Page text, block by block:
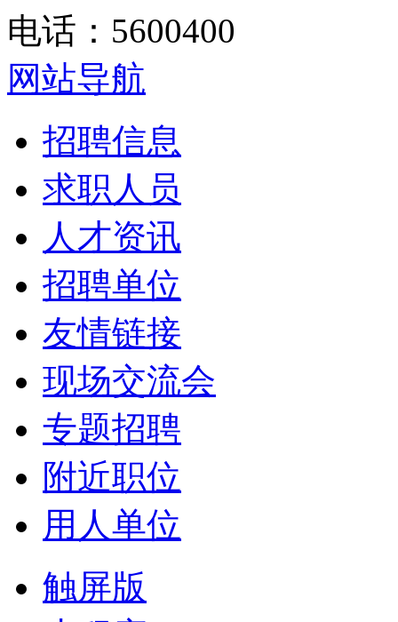
电话：5600400
网站导航
招聘信息
求职人员
人才资讯
招聘单位
友情链接
现场交流会
专题招聘
附近职位
用人单位
触屏版